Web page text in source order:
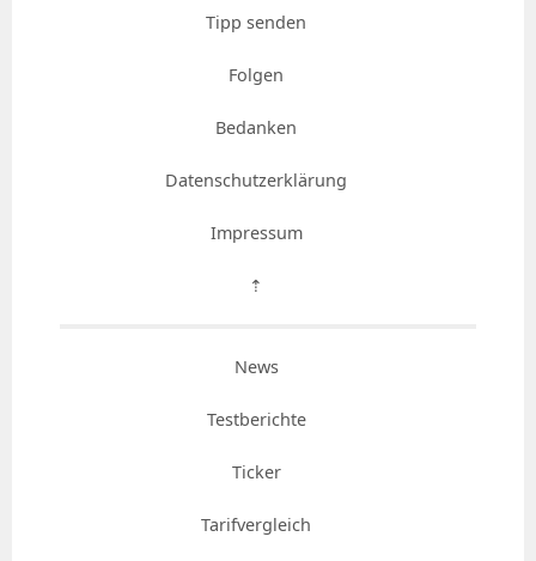
Tipp senden
Folgen
Bedanken
Datenschutzerklärung
Impressum
⇡
News
Testberichte
Ticker
Tarifvergleich